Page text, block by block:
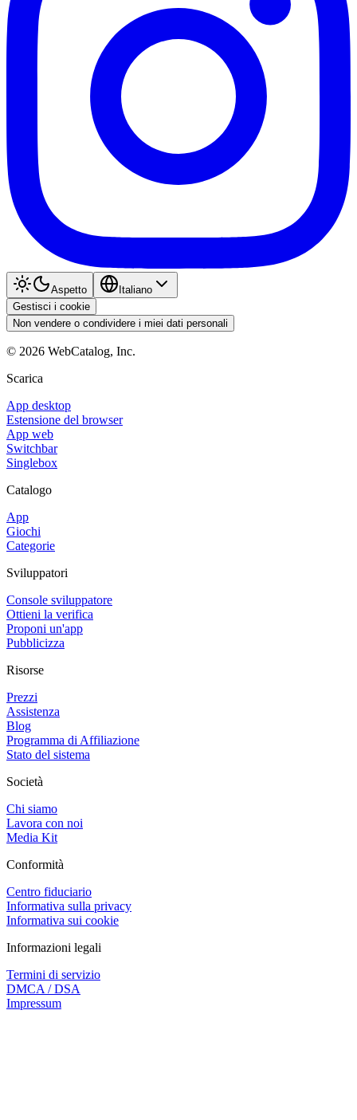
Aspetto
Italiano
Gestisci i cookie
Non vendere o condividere i miei dati personali
© 2026 WebCatalog, Inc.
Scarica
App desktop
Estensione del browser
App web
Switchbar
Singlebox
Catalogo
App
Giochi
Categorie
Sviluppatori
Console sviluppatore
Ottieni la verifica
Proponi un'app
Pubblicizza
Risorse
Prezzi
Assistenza
Blog
Programma di Affiliazione
Stato del sistema
Società
Chi siamo
Lavora con noi
Media Kit
Conformità
Centro fiduciario
Informativa sulla privacy
Informativa sui cookie
Informazioni legali
Termini di servizio
DMCA / DSA
Impressum